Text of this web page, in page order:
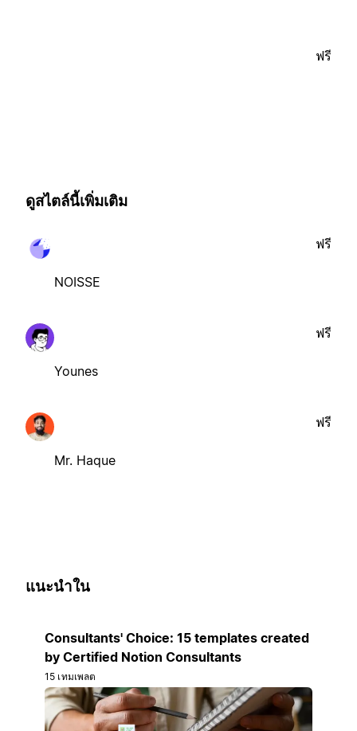
ฟรี
ดูสไตล์นี้เพิ่มเติม
NOISSE
ฟรี
Younes
ฟรี
Mr. Haque
ฟรี
แนะนำใน
Consultants' Choice: 15 templates created
by Certified Notion Consultants
15 เทมเพลต